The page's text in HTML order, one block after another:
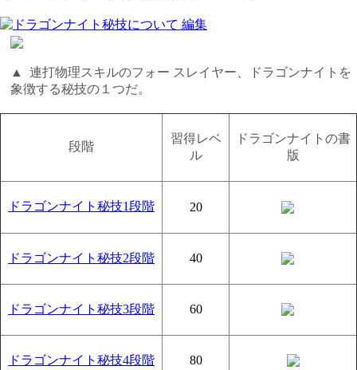
▲ 連打物理スキルのフォー スレイヤー、
ドラゴンナイトを
象徴する秘技の１つだ。
段階
習得レベ
ル
ドラゴンナイトの書
版
ドラゴンナイト秘技1段階 20
ドラゴンナイト秘技2段階 40
ドラゴンナイト秘技3段階 60
ドラゴンナイト秘技4段階 80